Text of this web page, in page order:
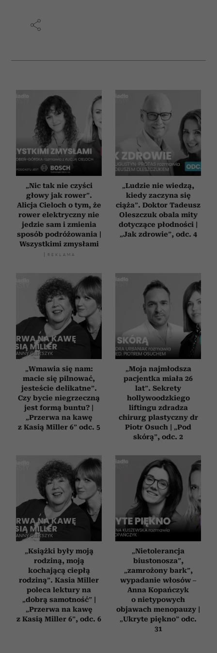
„Nic tak nie czyści
głowy jak rower”.
Alicja Cieloch o tym, że
rower elektryczny nie
jedzie sam i zmienia
sposób podróżowania |
Wszystkimi zmysłami
„Ludzie nie wiedzą,
kiedy zaczyna się
ciąża”. Doktor Tadeusz
Oleszczuk obala mity
dotyczące płodności |
„Jak zdrowie”, odc. 4
„Wmawia się nam:
macie się pilnować,
jesteście delikatne”.
Czy bycie niegrzeczną
jest formą buntu? |
„Przerwa na kawę
z Kasią Miller 6” odc. 5
„Moja najmłodsza
pacjentka miała 26
lat”. Sekrety
hollywoodzkiego
liftingu zdradza
chirurg plastyczny dr
Piotr Osuch | „Pod
skórą”, odc. 2
„Książki były moją
rodziną, moją
kochającą ciepłą
rodziną”. Kasia Miller
poleca lektury na
„dobrą samotność” |
„Przerwa na kawę
z Kasią Miller 6”, odc. 6
„Nietolerancja
biustonosza”,
„zamrożony bark”,
wypadanie włosów –
Anna Kopańczyk
o nietypowych
objawach menopauzy |
„Ukryte piękno” odc.
31